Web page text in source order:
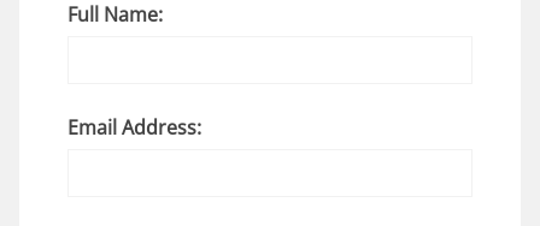
Full Name:
Email Address: